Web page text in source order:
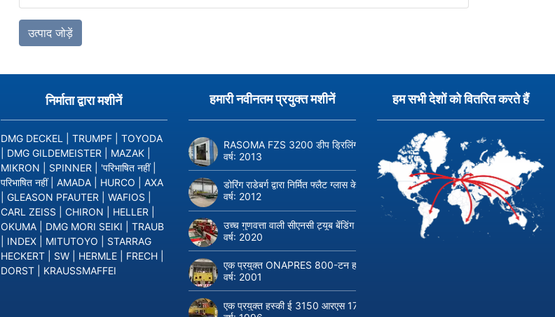
हमारी नवीनतम प्रयुक्त मशीनें
RASOMA FZS 3200 डीप ड्रिलिंग मशीन खरीदें (निर्माण वर्ष 2014, सीमेंस 840D एसएल)
वर्ष: 2013
डोरिंग राडेबर्ग द्वारा निर्मित फ्लैट ग्लास के उत्पादन और प्रसंस्करण के लिए उच्च गुणवत्ता वाली
वर्ष: 2012
उच्च गुणवत्ता वाली सीएनसी ट्यूब बेंडिंग मशीन ट्रांसफ्लुइड डीबी 642-सीएनसी-आर/एल
वर्ष: 2020
एक प्रयुक्त ONAPRES 800-टन हाइड्रोलिक प्रेस खरीदें
वर्ष: 2001
एक प्रयुक्त हस्की ई 3150 आरएस 170/155 इंजेक्शन मोल्डिंग मशीन खरीदें
निर्माता द्वारा मशीनें
DMG DECKEL TRUMPF
TOYODA
DMG GILDEMEISTER MAZAK
MIKRON
SPINNER 'परिभाषित नहीं
परिभाषित नहीं
AMADA HURCO
AXA
GLEASON PFAUTER WAFIOS
CARL ZEISS
CHIRON HELLER
OKUMA
DMG MORI SEIKI
TRAUB
INDEX MITUTOYO
STARRAG
HECKERT
SW HERMLE FRECH
DORST
KRAUSSMAFFEI
हम सभी देशों को वितरित करते हैं